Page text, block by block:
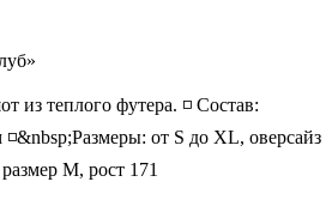
из теплого футера. ◽️ Состав:
от S до XL, оверсайз
М, рост 171